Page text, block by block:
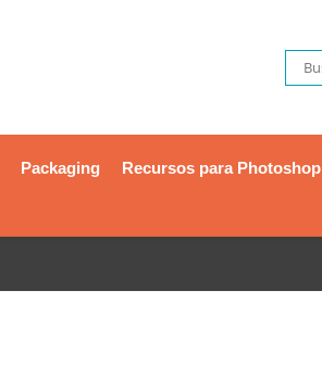
Packaging Recursos para Photoshop